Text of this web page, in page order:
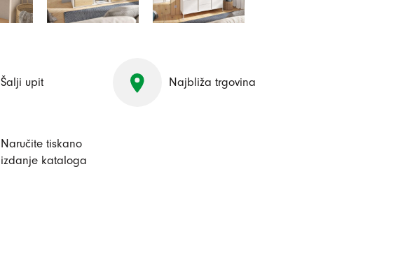
Šalji upit Najbliža trgovina
Naručite tiskano
izdanje kataloga